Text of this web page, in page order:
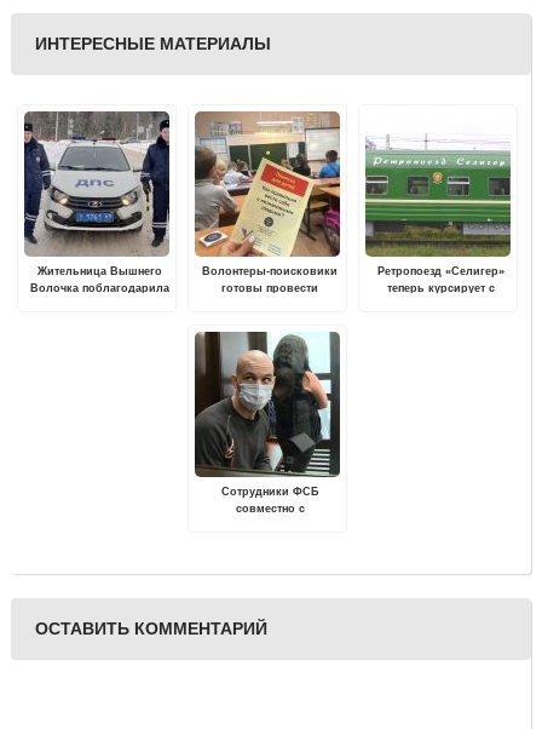
ИНТЕРЕСНЫЕ МАТЕРИАЛЫ
Жительница Вышнего
Волочка поблагодарила
Волонтеры-поисковики
готовы провести
заведениях Тверской
области
Ретропоезд «Селигер»
теперь курсирует с
Сотрудники ФСБ
совместно с
Тверской области
ОСТАВИТЬ КОММЕНТАРИЙ